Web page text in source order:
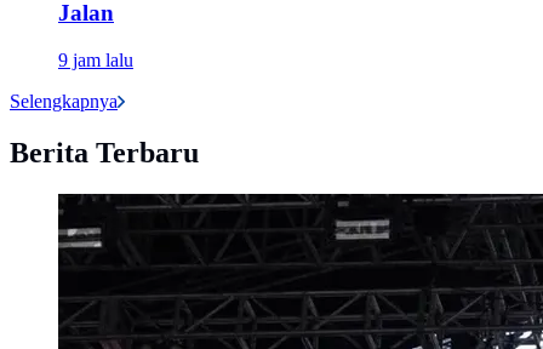
Jalan
9 jam lalu
Selengkapnya
Berita Terbaru